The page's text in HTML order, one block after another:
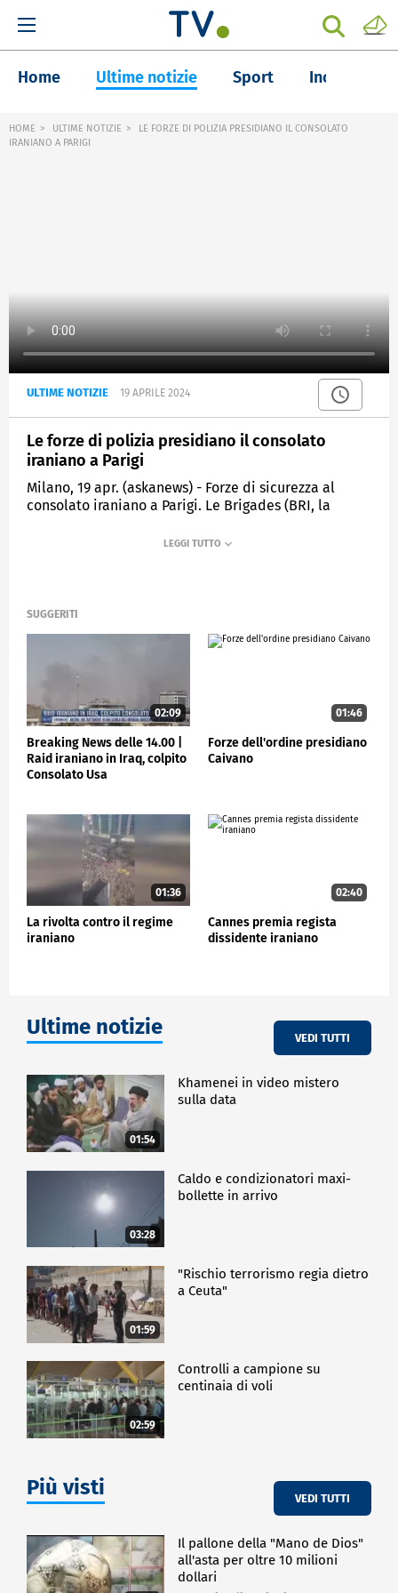
Home Ultime notizie Sport Inchieste
HOME ULTIME NOTIZIE
LE FORZE DI POLIZIA PRESIDIANO IL CONSOLATO
IRANIANO A PARIGI
ULTIME NOTIZIE 19 APRILE 2024
Le forze di polizia presidiano il consolato
iraniano a Parigi
Milano, 19 apr. (askanews) - Forze di sicurezza al
consolato iraniano a Parigi. Le Brigades (BRI, la
mobilitate dal prefetto di polizia della capitale
all'intervento delle forze speciali della polizia
Parigi, nel 16esimo arrondissement.
SUGGERITI
02:09
Breaking News delle 14.00 |
Raid iraniano in Iraq, colpito
Consolato Usa
01:46
Forze dell'ordine presidiano
Caivano
01:36
La rivolta contro il regime
iraniano
02:40
Cannes premia regista
dissidente iraniano
Ultime notizie VEDI TUTTI
01:54
Khamenei in video mistero
sulla data
03:28
Caldo e condizionatori maxi-
bollette in arrivo
01:59
"Rischio terrorismo regia dietro
a Ceuta"
02:59
Controlli a campione su
centinaia di voli
Più visti VEDI TUTTI
Il pallone della "Mano de Dios"
all'asta per oltre 10 milioni
dollari